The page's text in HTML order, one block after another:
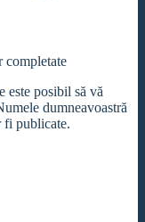
completate
este posibil să vă
dumneavoastră
fi publicate.